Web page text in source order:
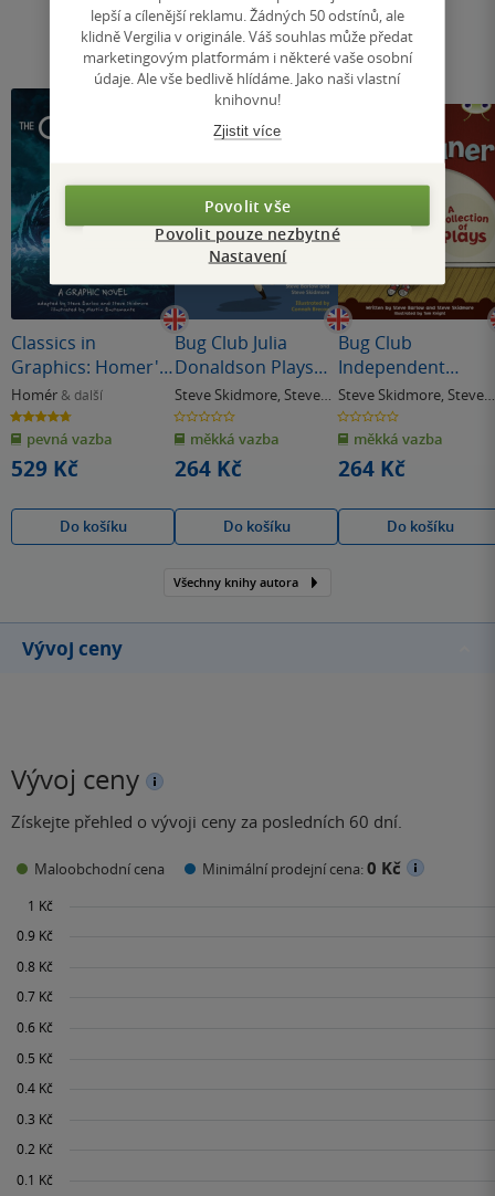
Classics in
Graphics: Homer's
The Odyssey
Homér & další
4.7
z
5
hvězdiček
pevná vazba
529 Kč
Do košíku
Bug Club Julia
Donaldson Plays
Brown/3C-3B
Robbie Ravenbeak
Steve Skidmore, Steve
Barlow
0.0
z
5
hvězdiček
měkká vazba
264 Kč
Do košíku
Bug Club
Independent
Fiction Year Two
White B Mona the
Moaner
Steve Skidmore, Steve
Barlow
0.0
z
5
hvězdiček
měkká vazba
264 Kč
Do košíku
Všechny knihy autora
Vývoj ceny
Vývoj ceny
Získejte přehled o vývoji ceny za posledních 60 dní.
Maloobchodní cena Minimální prodejní cena:0 Kč
lepší a cílenější reklamu. Žádných 50 odstínů, ale
klidně Vergilia v originále. Váš souhlas může předat
marketingovým platformám i některé vaše osobní
údaje. Ale vše bedlivě hlídáme. Jako naši vlastní
knihovnu!
Zjistit více
Povolit vše
Povolit pouze nezbytné
Nastavení